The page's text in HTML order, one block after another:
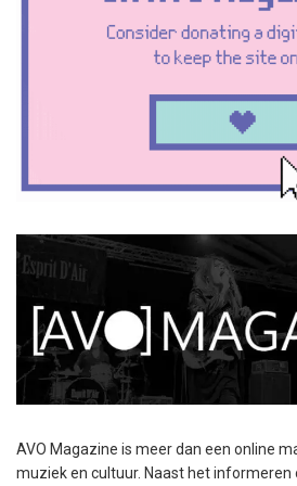
AVO Magazine is meer dan een online
muziek en cultuur. Naast het